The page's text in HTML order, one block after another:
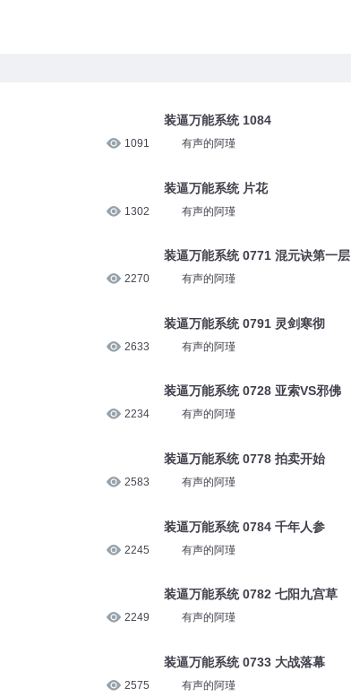
1091
1302
2270
2633
2234
2583
2245
2249
2575
装逼万能系统 1084
有声的阿瑾
装逼万能系统 片花
有声的阿瑾
装逼万能系统 0771 混元诀第一层
有声的阿瑾
装逼万能系统 0791 灵剑寒彻
有声的阿瑾
装逼万能系统 0728 亚索VS邪佛
有声的阿瑾
装逼万能系统 0778 拍卖开始
有声的阿瑾
装逼万能系统 0784 千年人参
有声的阿瑾
装逼万能系统 0782 七阳九宫草
有声的阿瑾
装逼万能系统 0733 大战落幕
有声的阿瑾